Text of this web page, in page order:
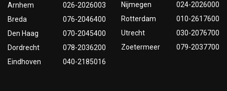
Arnhem
026-2026003
Breda
076-2046400
Den Haag
070-2045400
Dordrecht
078-2036200
Eindhoven
040-2185016
Nijmegen
024-2026000
Rotterdam
010-2617600
Utrecht
030-2076700
Zoetermeer
079-2037700